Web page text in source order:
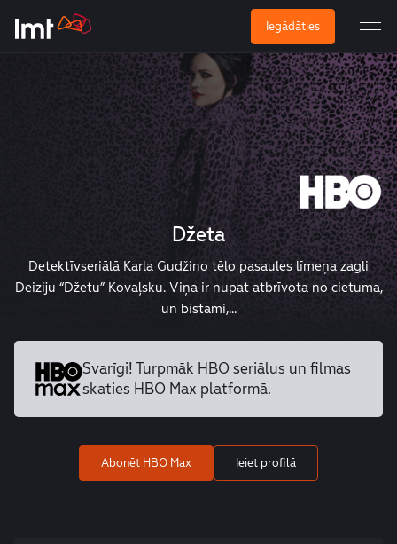
Iegādāties
Džeta
Detektīvseriālā Karla Gudžino tēlo pasaules līmeņa zagli
Deiziju “Džetu” Kovaļsku. Viņa ir nupat atbrīvota no cietuma,
un bīstami,...
Svarīgi! Turpmāk HBO seriālus un filmas
skaties HBO Max platformā.
Abonēt HBO Max Ieiet profilā